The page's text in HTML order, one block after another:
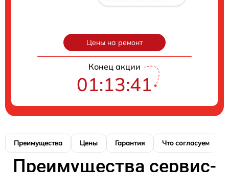
Цены на ремонт
Конец акции
01:13:40
Преимущества Цены Гарантия Что согласуем
Преимущества сервис-